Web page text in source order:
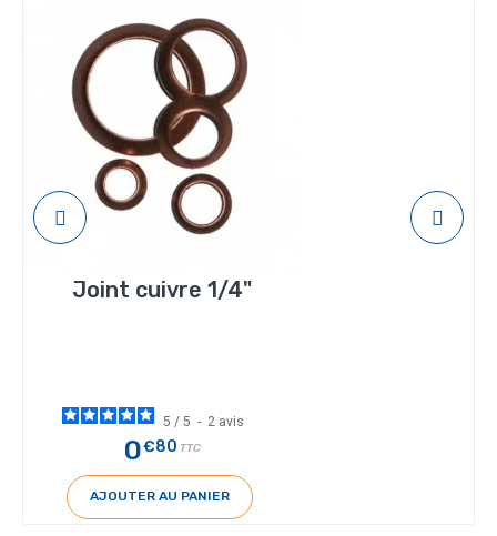
Joint cuivre 1/4"
5 / 5 - 2 avis
0€80 TTC
AJOUTER AU PANIER